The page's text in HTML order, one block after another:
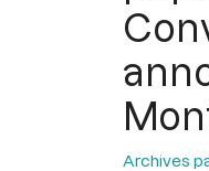
Archives